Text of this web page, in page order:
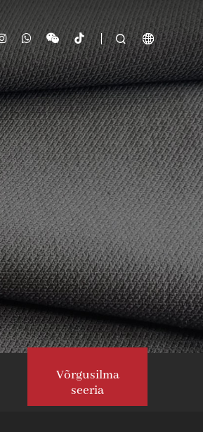
  
Võrgusilma
seeria